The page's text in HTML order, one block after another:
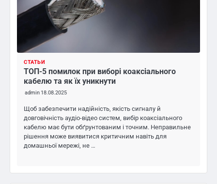
СТАТЬИ
ТОП-5 помилок при виборі коаксіального
кабелю та як їх уникнути
admin 18.08.2025
Щоб забезпечити надійність, якість сигналу й
довговічність аудіо-відео систем, вибір коаксіального
кабелю має бути обґрунтованим і точним. Неправильне
рішення може виявитися критичним навіть для
домашньої мережі, не …